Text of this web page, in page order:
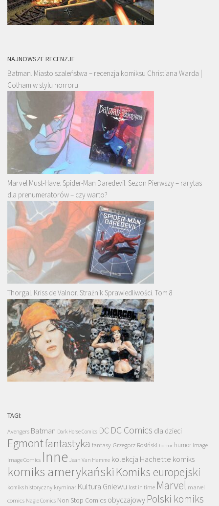
NAJNOWSZE RECENZJE
Batman. Miasto szaleństwa – recenzja komiksu Christiana Warda |
Gotham w stylu horroru
Marvel Must-Have: Spider-Man Daredevil. Sezon Pierwszy – rarytas
dla prenumeratorów – czy warto?
Thorgal. Kriss de Valnor. Strażnik Sprawiedliwości. Tom 8
TAGI:
Avengers Batman Dark Horse Comics DC DC Comics dla dzieci
Egmontfantastyka fantasy Grzegorz Rosiński horror humor Image
Image Comics Inne Jean Van Hamme kolekcja Hachette komiks
komiks amerykański Komiks europejski
komiks historyczny kryminał Kultura Gniewu lost in time Marvel marvel
comics Nagle Comics Non Stop Comics obyczajowy Polski komiks